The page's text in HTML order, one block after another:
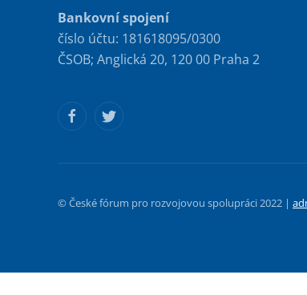
Bankovní spojení
číslo účtu: 181618095/0300
ČSOB; Anglická 20, 120 00 Praha 2
© České fórum pro rozvojovou spolupráci 2022 |